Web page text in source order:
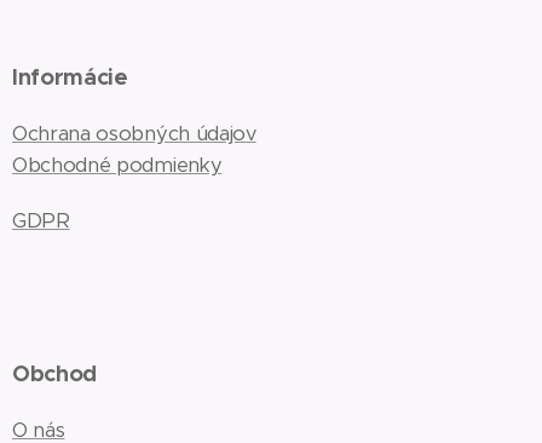
Informácie
Ochrana osobných údajov
Obchodné podmienky
GDPR
Obchod
O nás